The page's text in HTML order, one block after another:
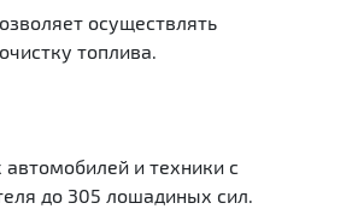
осуществлять
топлива.
и техники с
до 305 лошадиных сил.